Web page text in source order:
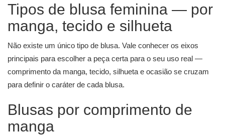
Tipos de blusa feminina — por
manga, tecido e silhueta
Não existe um único tipo de blusa. Vale conhecer os eixos
principais para escolher a peça certa para o seu uso real —
comprimento da manga, tecido, silhueta e ocasião se cruzam
para definir o caráter de cada blusa.
Blusas por comprimento de
manga